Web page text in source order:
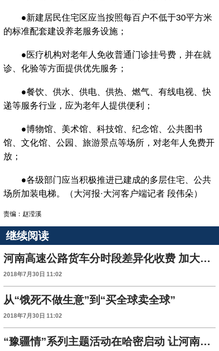
●新建居民住宅区应当按照每百户不低于30平方米
的标准配套建设养老服务设施；
●医疗机构对老年人免收普通门诊挂号费，并在就
诊、化验等方面提供优先服务；
●餐饮、供水、供电、供热、燃气、有线电视、快
递等服务行业，应为老年人提供便利；
●博物馆、美术馆、科技馆、纪念馆、公共图书
馆、文化馆、公园、旅游景点等场所，对老年人免费开
放；
●各级部门应当积极推进已建成的多层住宅、公共
场所加装电梯。（大河报·大河客户端记者 段伟朵）
责编：赵滢溪
继续阅读
河南高速公路货车分时段差异化收费 加大优惠力度
2018年7月30日 11:02
从“饿死不做生意”到“买全球卖全球”
2018年7月30日 11:02
“豫疆情”系列主题活动在哈密启动 让河南援疆工作更出彩